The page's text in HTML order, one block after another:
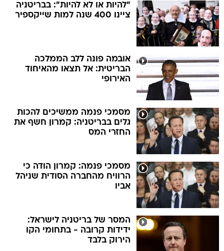
"להיות או לא להיות": בבריטניה
ציינו 400 שנה למות שייקספיר
אובמה פונה ללב הממלכה
הבריטית: אל תצאו מהאיחוד
האירופי
מסמכי פנמה ממשיכים להכות
גלים בבריטניה: קמרון חשף את
החזרי המס
מסמכי פנמה: קמרון הודה כי
הרוויח מהחברה הסודית שניהל
אביו
המסר של בריטניה לישראל:
ידידות קרובה - בתחומי הקו
הירוק בלבד